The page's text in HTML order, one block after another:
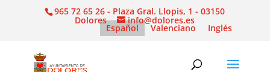
965 72 65 26 - Plaza Gral. Llopis, 1 - 03150
Dolores info@dolores.es
Español Valenciano Inglés